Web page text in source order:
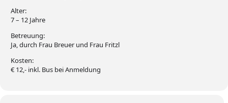
Alter:
7 – 12 Jahre
Betreuung:
Ja, durch Frau Breuer und Frau Fritzl
Kosten:
€ 12,- inkl. Bus bei Anmeldung